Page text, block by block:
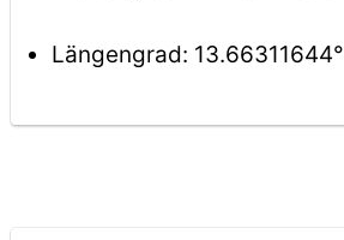
Längengrad: 13.66311644°